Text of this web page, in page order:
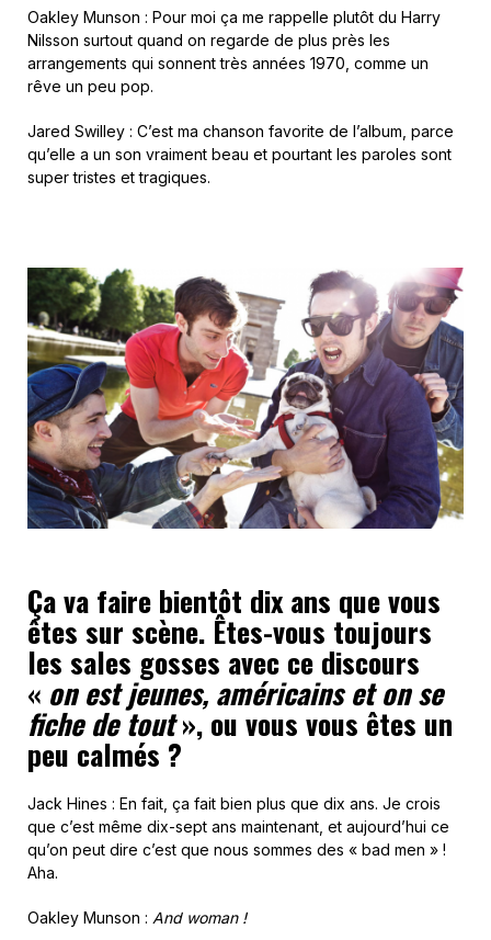
Oakley Munson : Pour moi ça me rappelle plutôt du Harry
Nilsson surtout quand on regarde de plus près les
arrangements qui sonnent très années 1970, comme un
rêve un peu pop.
Jared Swilley : C’est ma chanson favorite de l’album, parce
qu’elle a un son vraiment beau et pourtant les paroles sont
super tristes et tragiques.
Ça va faire bientôt dix ans que vous
êtes sur scène. Êtes-vous toujours
les sales gosses avec ce discours
« on est jeunes, américains et on se
fiche de tout», ou vous vous êtes un
peu calmés ?
Jack Hines : En fait, ça fait bien plus que dix ans. Je crois
que c’est même dix-sept ans maintenant, et aujourd’hui ce
qu’on peut dire c’est que nous sommes des « bad men » !
Aha.
Oakley Munson : And woman !